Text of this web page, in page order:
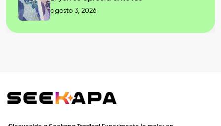
agosto 3, 2026